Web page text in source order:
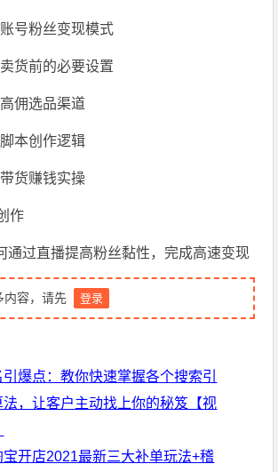
号粉丝变现模式
货前的必要设置
佣选品渠道
本创作逻辑
货赚钱实操
作
通过直播提高粉丝黏性，完成高速变现
内容，请先 登录
爆点：教你快速掌握各个搜索引
法，让客户主动找上你的秘笈【视
宝开店2021最新三大补单玩法+稽